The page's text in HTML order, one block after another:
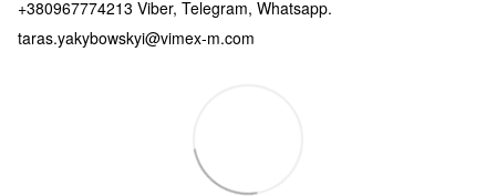
+380967774213 Viber, Telegram, Whatsapp.
taras.yakybowskyi@vimex-m.com